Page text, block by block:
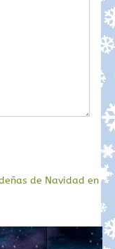
de Navidad en